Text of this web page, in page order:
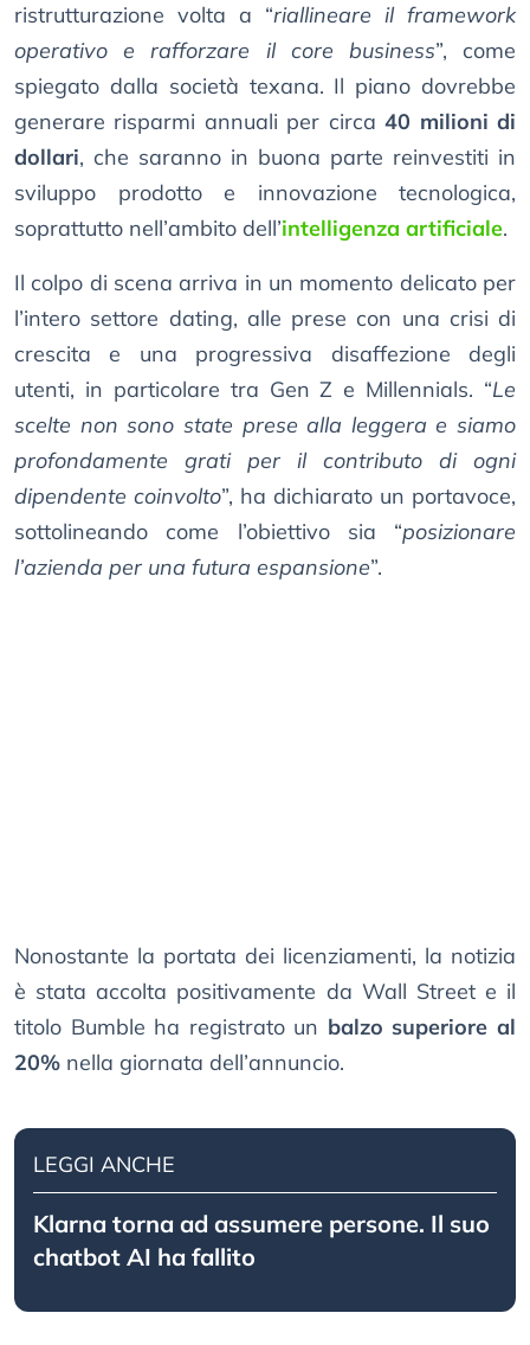
ristrutturazione volta a “riallineare il framework
operativo e rafforzare il core business”, come
spiegato dalla società texana. Il piano dovrebbe
generare risparmi annuali per circa 40 milioni di
dollari, che saranno in buona parte reinvestiti in
sviluppo prodotto e innovazione tecnologica,
soprattutto nell’ambito dell’intelligenza artificiale.
Il colpo di scena arriva in un momento delicato per
l’intero settore dating, alle prese con una crisi di
crescita e una progressiva disaffezione degli
utenti, in particolare tra Gen Z e Millennials. “Le
scelte non sono state prese alla leggera e siamo
profondamente grati per il contributo di ogni
dipendente coinvolto”, ha dichiarato un portavoce,
sottolineando come l’obiettivo sia “posizionare
l’azienda per una futura espansione”.
Nonostante la portata dei licenziamenti, la notizia
è stata accolta positivamente da Wall Street e il
titolo Bumble ha registrato un balzo superiore al
20% nella giornata dell’annuncio.
LEGGI ANCHE
Klarna torna ad assumere persone. Il suo
chatbot AI ha fallito